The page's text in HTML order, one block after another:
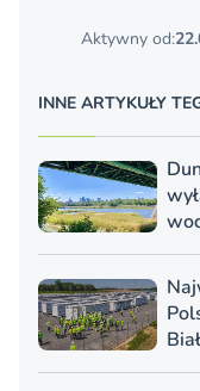
Aktywny od:
INNE ARTYKUŁY